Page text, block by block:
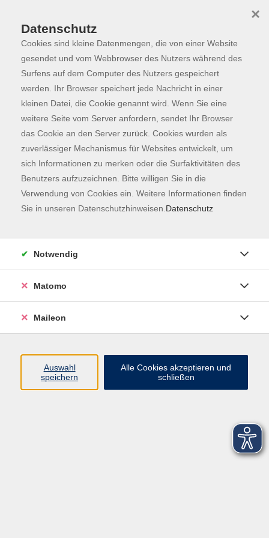
Skip to main content
Programm
Der Kurs konnte nicht gefunden werden.
Kontaktformular
Impressum
AGB
Datenschutzerklärung
Datenschutz
Cookies sind kleine Datenmengen, die von einer Website
gesendet und vom Webbrowser des Nutzers während des
Surfens auf dem Computer des Nutzers gespeichert
werden. Ihr Browser speichert jede Nachricht in einer
kleinen Datei, die Cookie genannt wird. Wenn Sie eine
weitere Seite vom Server anfordern, sendet Ihr Browser
das Cookie an den Server zurück. Cookies wurden als
zuverlässiger Mechanismus für Websites entwickelt, um
sich Informationen zu merken oder die Surfaktivitäten des
Benutzers aufzuzeichnen. Bitte willigen Sie in die
Verwendung von Cookies ein. Weitere Informationen finden
Sie in unseren Datenschutzhinweisen. Datenschutz
×
Notwendig
Matomo
Maileon
Auswahl
speichern
Alle Cookies akzeptieren und
schließen